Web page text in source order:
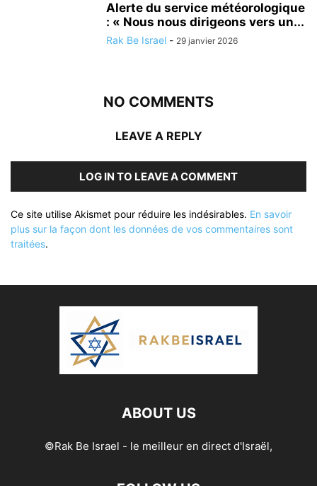
Alerte du service météorologique
: « Nous nous dirigeons vers un...
Rak Be Israel - 29 janvier 2026
NO COMMENTS
LEAVE A REPLY
LOG IN TO LEAVE A COMMENT
Ce site utilise Akismet pour réduire les indésirables. En savoir
plus sur la façon dont les données de vos commentaires sont
traitées.
ABOUT US
©Rak Be Israel - le meilleur en direct d'Israël,